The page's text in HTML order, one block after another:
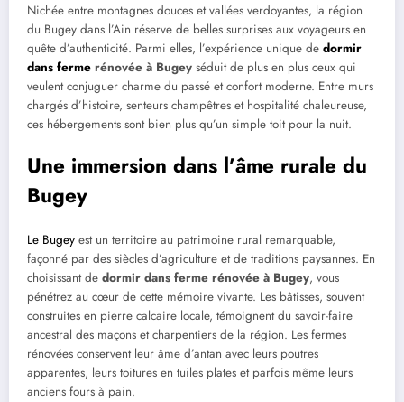
Nichée entre montagnes douces et vallées verdoyantes, la région
du Bugey dans l’Ain réserve de belles surprises aux voyageurs en
quête d’authenticité. Parmi elles, l’expérience unique de dormir
dans ferme rénovée à Bugey séduit de plus en plus ceux qui
veulent conjuguer charme du passé et confort moderne. Entre murs
chargés d’histoire, senteurs champêtres et hospitalité chaleureuse,
ces hébergements sont bien plus qu’un simple toit pour la nuit.
Une immersion dans l’âme rurale du
Bugey
Le Bugey est un territoire au patrimoine rural remarquable,
façonné par des siècles d’agriculture et de traditions paysannes. En
choisissant de dormir dans ferme rénovée à Bugey, vous
pénétrez au cœur de cette mémoire vivante. Les bâtisses, souvent
construites en pierre calcaire locale, témoignent du savoir-faire
ancestral des maçons et charpentiers de la région. Les fermes
rénovées conservent leur âme d’antan avec leurs poutres
apparentes, leurs toitures en tuiles plates et parfois même leurs
anciens fours à pain.